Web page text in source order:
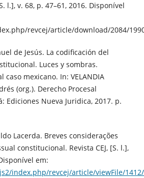
l.], v. 68, p. 47–61, 2016. Disponível
revcej/article/download/2084/
de Jesús. La codificación del
Luces y sombras.
caso mexicano. In: VELANDIA
(org.). Derecho Procesal
Ediciones Nueva Juridica, 2017. p.
Lacerda. Breves considerações
constitucional. Revista CEJ, [S. l.],
em:
index.php/revcej/article/viewFile/